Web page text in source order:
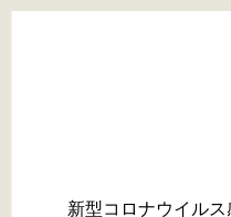
新型コロナウイル